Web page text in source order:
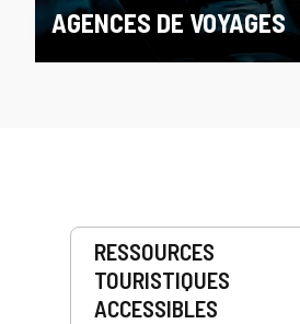
AGENCES DE VOYAGES
Prestations
RESSOURCES
TOURISTIQUES
ACCESSIBLES